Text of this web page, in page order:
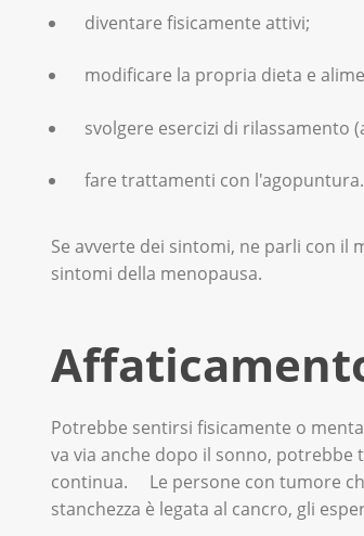
diventare fisicamente attivi;
modificare la propria dieta e
svolgere esercizi di rilassamento
fare trattamenti con l'agopuntura.
Se avverte dei sintomi, ne parli con il
sintomi della menopausa.
Potrebbe sentirsi fisicamente o
va via anche dopo il sonno, potrebbe
continua. Le persone con tumore
stanchezza è legata al cancro, gli